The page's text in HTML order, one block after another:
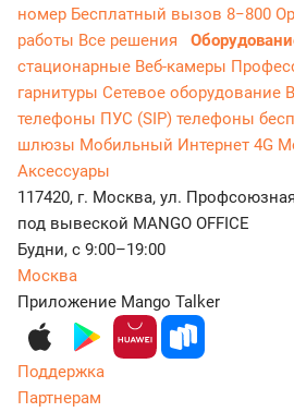
номер Бесплатный вызов 8−800
работы Все решения
стационарные Веб-камеры
гарнитуры Сетевое оборудование
телефоны ПУС (SIP) телефоны
шлюзы Мобильный Интернет 4G
Аксессуары
117420, г. Москва, ул.
под вывеской MANGO OFFICE
Будни, с 9:00–19:00
Москва
Приложение Mango Talker
Поддержка
Партнерам